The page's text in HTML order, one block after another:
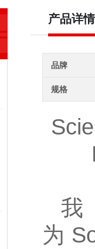
产品详情
品牌
规格
为